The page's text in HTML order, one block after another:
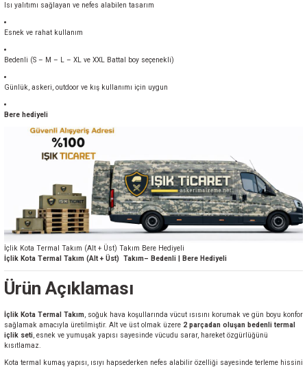
Isı yalıtımı sağlayan ve nefes alabilen tasarım
Esnek ve rahat kullanım
Bedenli (S – M – L – XL ve XXL Battal boy seçenekli)
Günlük, askeri, outdoor ve kış kullanımı için uygun
Bere hediyeli
İçlik Kota Termal Takım (Alt + Üst) Takım Bere Hediyeli
İçlik Kota Termal Takım (Alt + Üst) Takım– Bedenli | Bere Hediyeli
Ürün Açıklaması
İçlik Kota Termal Takım , soğuk hava koşullarında vücut ısısını korumak ve gün boyu konfor
sağlamak amacıyla üretilmiştir. Alt ve üst olmak üzere 2 parçadan oluşan bedenli termal
içlik seti , esnek ve yumuşak yapısı sayesinde vücudu sarar, hareket özgürlüğünü
kısıtlamaz.
Kota termal kumaş yapısı, ısıyı hapsederken nefes alabilir özelliği sayesinde terleme hissini